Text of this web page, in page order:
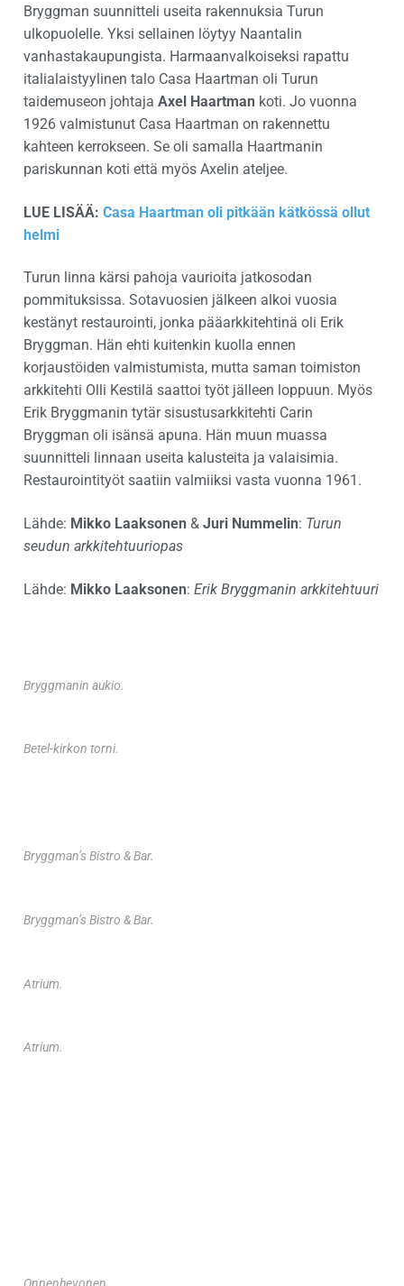
Bryggman suunnitteli useita rakennuksia Turun
ulkopuolelle. Yksi sellainen löytyy Naantalin
vanhastakaupungista. Harmaanvalkoiseksi rapattu
italialaistyylinen talo Casa Haartman oli Turun
taidemuseon johtaja Axel Haartman koti. Jo vuonna
1926 valmistunut Casa Haartman on rakennettu
kahteen kerrokseen. Se oli samalla Haartmanin
pariskunnan koti että myös Axelin ateljee.
LUE LISÄÄ: Casa Haartman oli pitkään kätkössä ollut
helmi
Turun linna kärsi pahoja vaurioita jatkosodan
pommituksissa. Sotavuosien jälkeen alkoi vuosia
kestänyt restaurointi, jonka pääarkkitehtinä oli Erik
Bryggman. Hän ehti kuitenkin kuolla ennen
korjaustöiden valmistumista, mutta saman toimiston
arkkitehti Olli Kestilä saattoi työt jälleen loppuun. Myös
Erik Bryggmanin tytär sisustusarkkitehti Carin
Bryggman oli isänsä apuna. Hän muun muassa
suunnitteli linnaan useita kalusteita ja valaisimia.
Restaurointityöt saatiin valmiiksi vasta vuonna 1961.
Lähde: Mikko Laaksonen & Juri Nummelin: Turun
seudun arkkitehtuuriopas
Lähde: Mikko Laaksonen: Erik Bryggmanin arkkitehtuuri
Bryggmanin aukio.
Betel-kirkon torni.
Bryggman’s Bistro & Bar.
Bryggman’s Bistro & Bar.
Atrium.
Atrium.
Onnenhevonen.